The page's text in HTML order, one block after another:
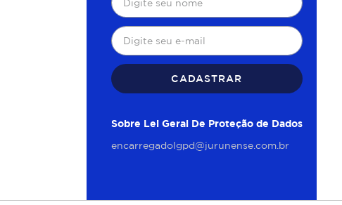
CADASTRAR
Sobre Lei Geral De Proteção de Dados
encarregadolgpd@jurunense.com.br